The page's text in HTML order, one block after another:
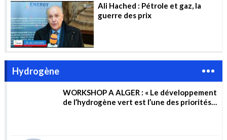
Ali Hached : Pétrole et gaz, la
guerre des prix
Hydrogène
WORKSHOP A ALGER : « Le développement
de l’hydrogène vert est l’une des priorités